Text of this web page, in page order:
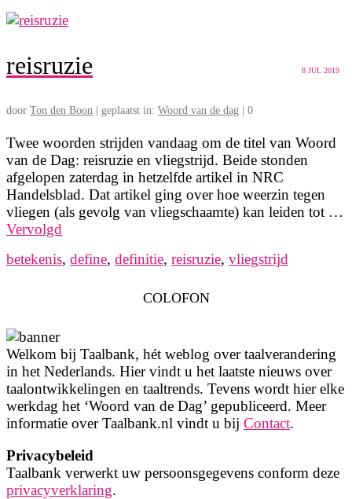
8 JUL 2019
reisruzie
door Ton den Boon geplaatst in: Woord van de dag 0
Twee woorden strijden vandaag om de titel van Woord
van de Dag: reisruzie en vliegstrijd. Beide stonden
afgelopen zaterdag in hetzelfde artikel in NRC
Handelsblad. Dat artikel ging over hoe weerzin tegen
vliegen (als gevolg van vliegschaamte) kan leiden tot …
Vervolgd
betekenis, define, definitie, reisruzie, vliegstrijd
COLOFON
Welkom bij Taalbank, hét weblog over taalverandering
in het Nederlands. Hier vindt u het laatste nieuws over
taalontwikkelingen en taaltrends. Tevens wordt hier elke
werkdag het ‘Woord van de Dag’ gepubliceerd. Meer
informatie over Taalbank.nl vindt u bij Contact.
Privacybeleid
Taalbank verwerkt uw persoonsgegevens conform deze
privacyverklaring.